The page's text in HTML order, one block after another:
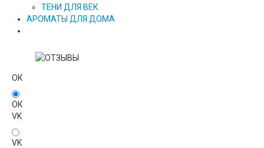
ТЕНИ ДЛЯ ВЕК
АРОМАТЫ ДЛЯ ДОМА
ОК
ОК
VK
VK